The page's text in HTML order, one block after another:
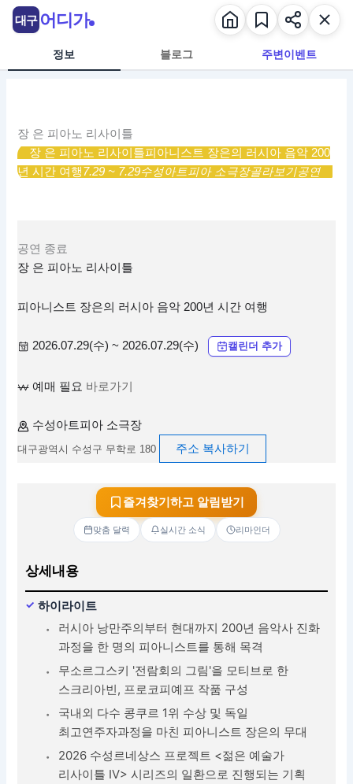
정보 블로그 주변이벤트
장 은 피아노 리사이틀
장 은 피아노 리사이틀피아니스트 장은의 러시아 음악 200
년 시간 여행7.29 ~ 7.29수성아트피아 소극장골라보기공연
공연 종료
장 은 피아노 리사이틀
피아니스트 장은의 러시아 음악 200년 시간 여행
2026.07.29(수) ~ 2026.07.29(수) 캘린더 추가
예매 필요 바로가기
수성아트피아 소극장
대구광역시 수성구 무학로 180 주소 복사하기
즐겨찾기하고 알림받기
맞춤 달력 실시간 소식 리마인더
상세내용
하이라이트
러시아 낭만주의부터 현대까지 200년 음악사 진화
과정을 한 명의 피아니스트를 통해 목격
무소르그스키 '전람회의 그림'을 모티브로 한
스크리아빈, 프로코피예프 작품 구성
국내외 다수 콩쿠르 1위 수상 및 독일
최고연주자과정을 마친 피아니스트 장은의 무대
2026 수성르네상스 프로젝트 <젊은 예술가
리사이틀 IV> 시리즈의 일환으로 진행되는 기획
대구 어디가